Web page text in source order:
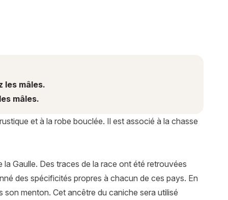
les mâles.
mâles.
et à la robe bouclée. Il est associé à la chasse
Gaulle. Des traces de la race ont été retrouvées
des spécificités propres à chacun de ces pays. En
menton. Cet ancêtre du caniche sera utilisé